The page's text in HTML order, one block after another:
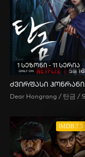
1 სეზონი - 11 სერია
ძვირფასი ჰონრანი
IMDB:7.5